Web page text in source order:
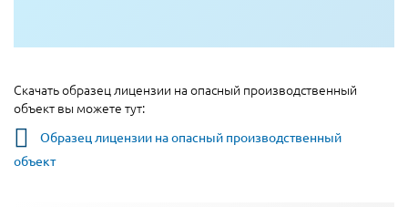
Скачать образец лицензии на опасный производственный
объект вы можете тут:
Образец лицензии на опасный производственный
объект